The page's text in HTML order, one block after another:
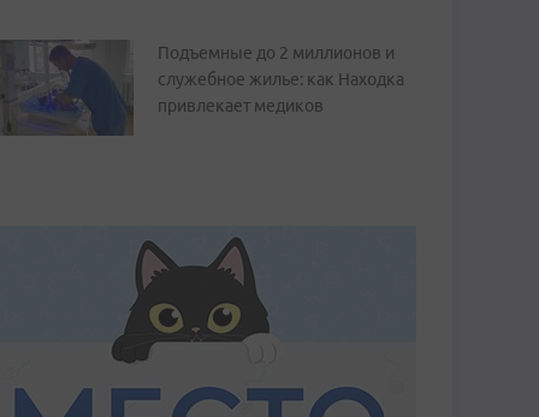
Подъемные до 2 миллионов и
служебное жилье: как Находка
привлекает медиков